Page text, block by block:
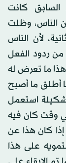
كانت
الناس، وظلت
لأن الناس
ردود الفعل
ما تعرض له
أطلق ما أصبح
نيو لوك» في عام 1947. تشكيلة استعمل
وقت كان فيه
كان هذا عن
على هذا